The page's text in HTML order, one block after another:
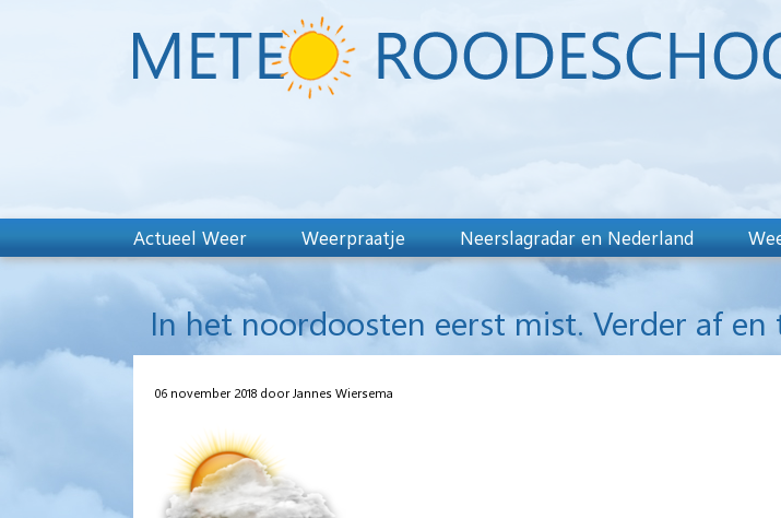
Actueel Weer Weerpraatje Neerslagradar en Nederland
In het noordoosten eerst mist. Verder af en
06 november 2018 door Jannes Wiersema